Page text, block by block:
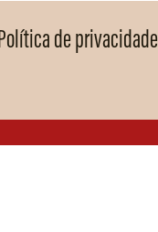
de privacidade